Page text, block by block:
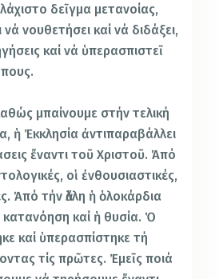
δεῖγμα μετανοίας,
νουθετήσει καί νά διδάξει,
καί νά ὑπερασπιστεῖ
μπαίνουμε στήν τελική
ἡ Ἐκκλησία ἀντιπαραβάλλει
ἔναντι τοῦ Χριστοῦ. Ἀπό
οἱ ἐνθουσιαστικές,
Ἀπό τήν ἄλλη ἡ ὁλοκάρδια
κατανόηση καί ἡ θυσία. Ὁ
καί ὑπερασπίστηκε τή
τίς πρῶτες. Ἐμεῖς ποιά